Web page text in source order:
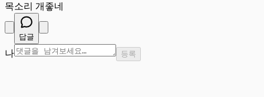
목소리 개좋네
답글
나 등록